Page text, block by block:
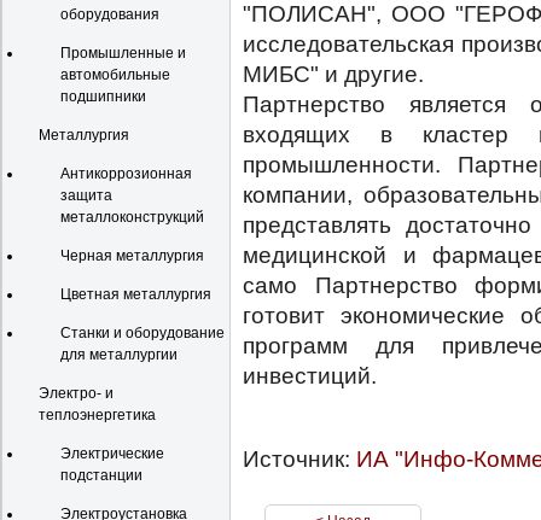
оборудования
Промышленные и
автомобильные
подшипники
Металлургия
Антикоррозионная
защита
металлоконструкций
Черная металлургия
Цветная металлургия
Станки и оборудование
для металлургии
Электро- и
теплоэнергетика
Электрические
подстанции
Электроустановка
"ПОЛИСАН", ООО
исследовательская
МИБС" и другие.
Партнерство является
входящих в кластер
промышленности.
компании,
представлять
медицинской и
само Партнерство
готовит экономические
программ для
инвестиций.
Источник: ИА "Инфо-